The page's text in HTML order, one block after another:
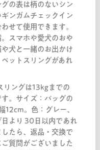
の表は柄のないシン
ンガムチェックイン
せて使用できます。
スマホや愛犬のおや
犬と一緒のお出かけ
ットスリングがあれ
リングは13kgまでの
。サイズ：バッグの
。色：グレー、
より 30日以内であれ
たら、返品・交換で
質問がございました